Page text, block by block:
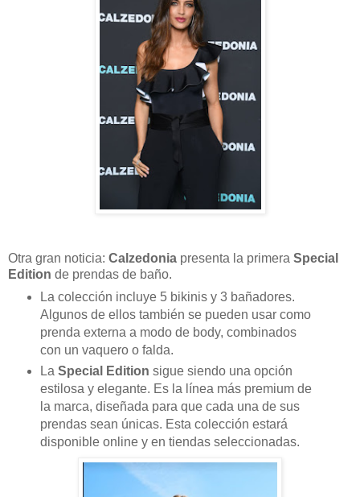
Otra gran noticia: Calzedonia presenta la primera Special
Edition de prendas de baño.
La colección incluye 5 bikinis y 3 bañadores.
Algunos de ellos también se pueden usar como
prenda externa a modo de body, combinados
con un vaquero o falda.
La Special Edition sigue siendo una opción
estilosa y elegante. Es la línea más premium de
la marca, diseñada para que cada una de sus
prendas sean únicas. Esta colección estará
disponible online y en tiendas seleccionadas.